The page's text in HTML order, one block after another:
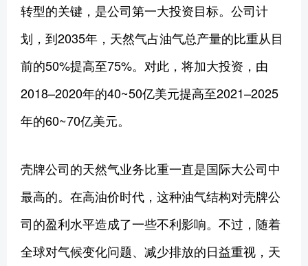
转型的关键，是公司第一大投资目标。公司计
划，到2035年，天然气占油气总产量的比重从目
前的50%提高至75%。对此，将加大投资，由
2018–2020年的40~50亿美元提高至2021–2025
年的60~70亿美元。
壳牌公司的天然气业务比重一直是国际大公司中
最高的。在高油价时代，这种油气结构对壳牌公
司的盈利水平造成了一些不利影响。不过，随着
全球对气候变化问题、减少排放的日益重视，天